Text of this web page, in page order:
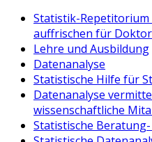
Statistik-
auffrischen für
Lehre und Ausbildung
Datenanalyse
Statistische Hilfe für
Datenanalyse
wissenschaftliche
Statistische